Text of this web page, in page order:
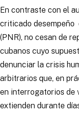
En contraste con el
criticado desempeño
(PNR), no cesan de
cubanos cuyo
denunciar la crisis
arbitrarios que, en
en interrogatorios de
extienden durante